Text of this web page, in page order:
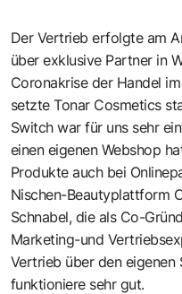
Der Vertrieb erfolgte am
über exklusive Partner in
Coronakrise der Handel
setzte Tonar Cosmetics
Switch war für uns sehr
einen eigenen Webshop
Produkte auch bei
Nischen-Beautyplattform
Schnabel, die als Co-
Marketing-und
Vertrieb über den
funktioniere sehr gut.